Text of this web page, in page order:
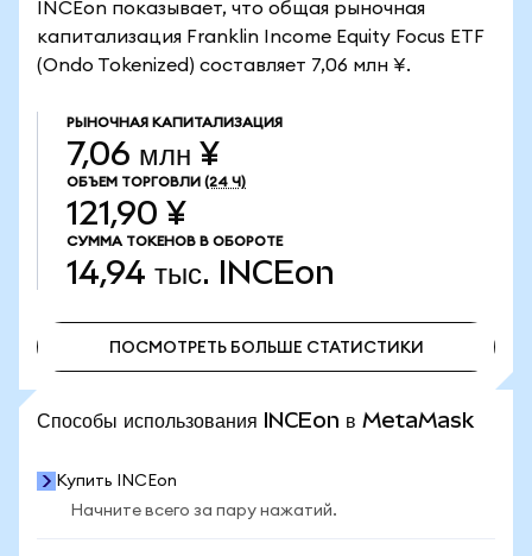
INCEon показывает, что общая рыночная
капитализация Franklin Income Equity Focus ETF
(Ondo Tokenized) составляет 7,06 млн ¥.
РЫНОЧНАЯ КАПИТАЛИЗАЦИЯ
7,06 млн ¥
ОБЪЕМ ТОРГОВЛИ (24 Ч)
121,90 ¥
СУММА ТОКЕНОВ В ОБОРОТЕ
14,94 тыс. INCEon
ПОСМОТРЕТЬ БОЛЬШЕ СТАТИСТИКИ
Способы использования INCEon в MetaMask
Купить INCEon
Начните всего за пару нажатий.